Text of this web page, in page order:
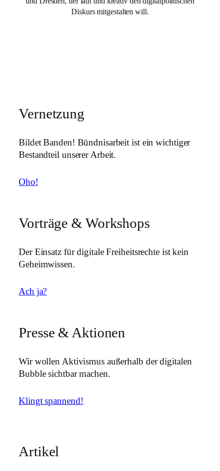
Diskurs mitgestalten will.
Vernetzung
Bildet Banden! Bündnisarbeit ist ein wichtiger
Bestandteil unserer Arbeit.
Oho!
Vorträge & Workshops
Der Einsatz für digitale Freiheitsrechte ist kein
Geheimwissen.
Ach ja?
Presse & Aktionen
Wir wollen Aktivismus außerhalb der digitalen
Bubble sichtbar machen.
Klingt spannend!
Artikel